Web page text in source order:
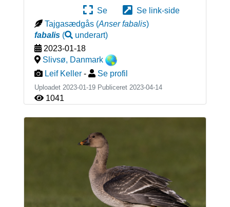
Se
Se link-side
Tajgasædgås (Anser fabalis)
fabalis( underart)
2023-01-18
Slivsø, Danmark
Leif Keller - Se profil
Uploadet 2023-01-19 Publiceret 2023-04-14
1041